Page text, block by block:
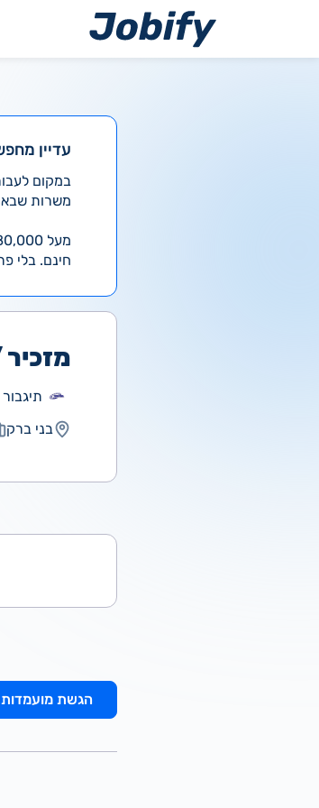
עדיין
משרות
מעל 80,000 משרות • 4,000 חדשות ביום
חינם. בלי
מזכיר
תיגבור 1
בני ברק
הגשת מועמדות